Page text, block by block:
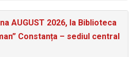
AUGUST 2026, la Biblioteca
Constanța – sediul central